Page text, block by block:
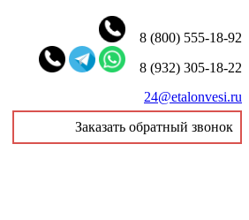
8 (800) 555-18-92
8 (932) 305-18-22
24@etalonvesi.ru
Заказать обратный звонок